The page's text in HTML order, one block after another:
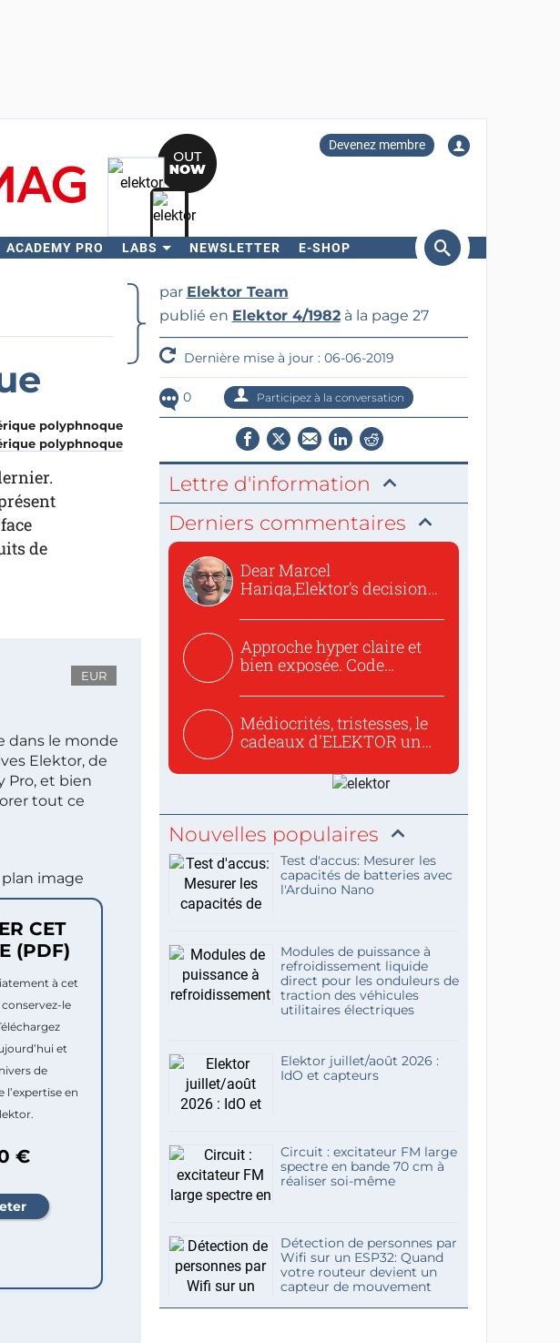
Devenez membre
ACADEMY PRO LABS NEWSLETTER E-SHOP
Rechercher
polyphnoque
de
EUR
dans le monde
Elektor, de
Pro, et bien
tout ce
CET
(PDF)
à cet
le
et
de
l’expertise en
€
par Elektor Team
publié en Elektor 4/1982à la page 27
Dernière mise à jour : 06-06-2019
0 Participez à la conversation
Lettre d'information
Derniers commentaires
Dear Marcel
Hariga,Elektor’s decision
Approche hyper claire et
bien exposée. Code
Médiocrités, tristesses, le
cadeaux d'ELEKTOR un
Nouvelles populaires
Test d'accus: Mesurer les
capacités de batteries avec
l'Arduino Nano
Modules de puissance à
refroidissement liquide
direct pour les onduleurs de
traction des véhicules
utilitaires électriques
Elektor juillet/août 2026 :
IdO et capteurs
Circuit : excitateur FM large
spectre en bande 70 cm à
réaliser soi-même
Détection de personnes par
Wifi sur un ESP32: Quand
votre routeur devient un
capteur de mouvement